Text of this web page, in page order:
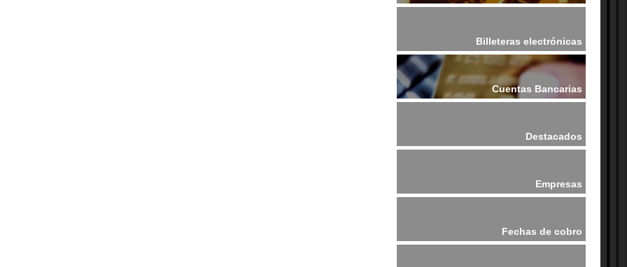
Billeteras electrónicas
Cuentas Bancarias
Destacados
Empresas
Fechas de cobro